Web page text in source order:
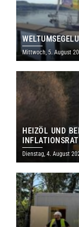
Mittwoch, 5. August
HEIZÖL UND
Dienstag, 4. August